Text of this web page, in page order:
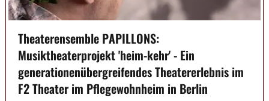
Theaterensemble PAPILLONS:
Musiktheaterprojekt 'heim-kehr' - Ein
generationenübergreifendes Theatererlebnis im
F2 Theater im Pflegewohnheim in Berlin